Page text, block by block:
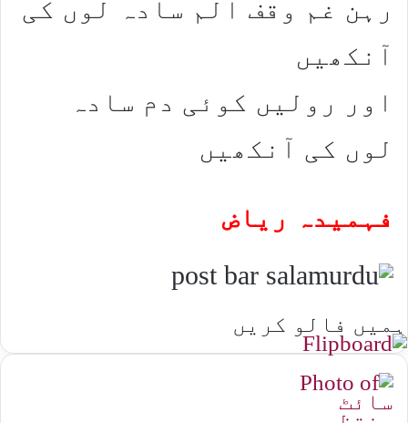
رہن غم وقف الم سادہ لوں کی
آنکھیں
اور رولیں کوئی دم سادہ
لوں کی آنکھیں
فہمیدہ ریاض
ہمیں فالو کریں